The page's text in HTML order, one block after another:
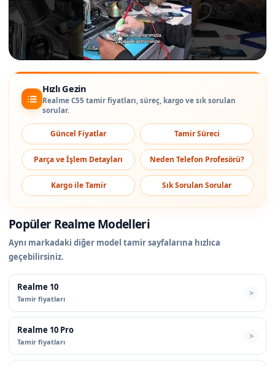
Hızlı Gezin
Realme C55 tamir fiyatları, süreç, kargo ve sık sorulan
sorular.
Güncel Fiyatlar Tamir Süreci
Parça ve İşlem Detayları Neden Telefon Profesörü?
Kargo ile Tamir Sık Sorulan Sorular
Popüler Realme Modelleri
Aynı markadaki diğer model tamir sayfalarına hızlıca
geçebilirsiniz.
Realme 10
Tamir fiyatları
Realme 10 Pro
Tamir fiyatları